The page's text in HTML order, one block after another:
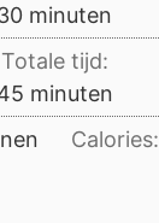
minuten
minuten
Totale tijd:
minuten
minuten
Calories: